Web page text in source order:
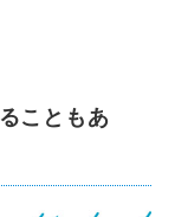
こともあ